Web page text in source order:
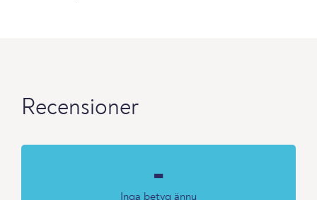
Recensioner
-
Inga betyg ännu